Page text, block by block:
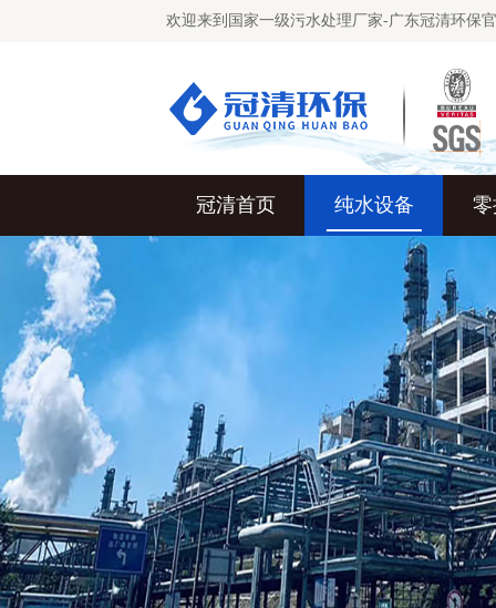
欢迎来到国家一级污水处理厂家-广东冠清环保
冠清首页 纯水设备